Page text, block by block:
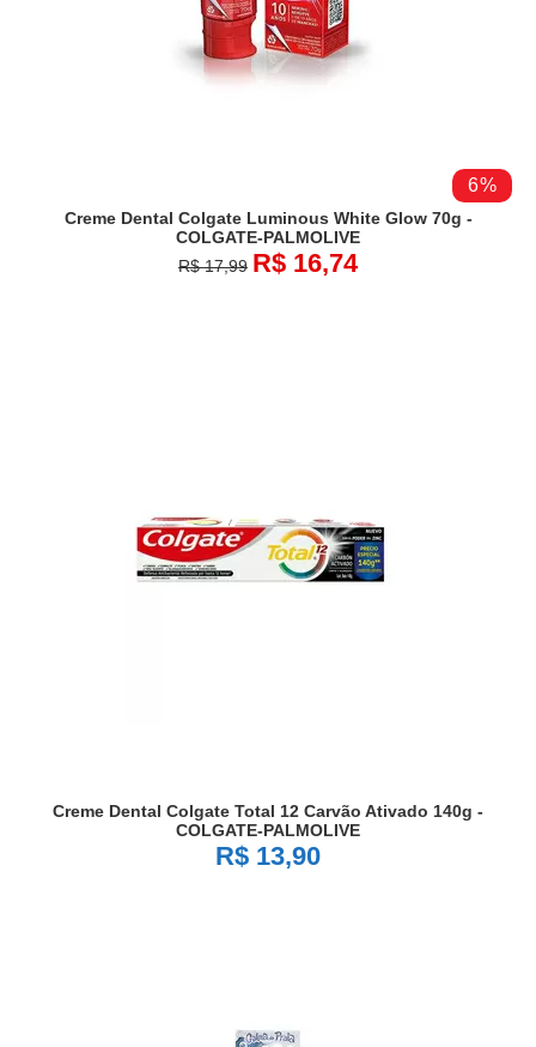
6%
Creme Dental Colgate Luminous White Glow 70g -
COLGATE-PALMOLIVE
R$ 17,99 R$ 16,74
Creme Dental Colgate Total 12 Carvão Ativado 140g -
COLGATE-PALMOLIVE
R$ 13,90